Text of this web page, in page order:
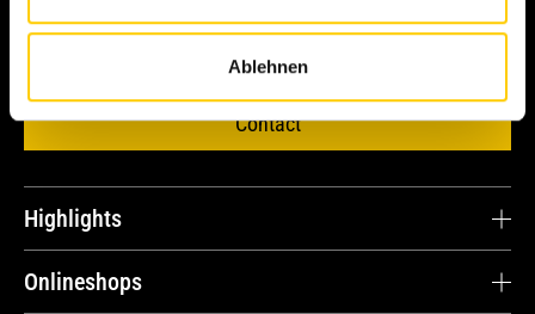
Ablehnen
Nous le rendons possible.
Contact
Highlights
Témoignages de clients
Onlineshops